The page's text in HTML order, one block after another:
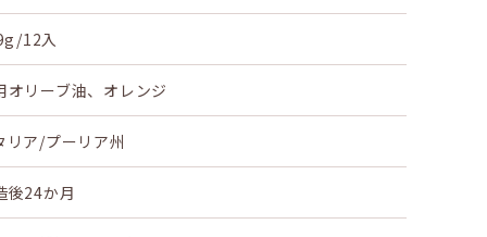
12入
オリーブ油、オレンジ
リア/プーリア州
後24か月